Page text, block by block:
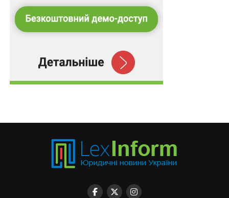
інтересами публічної посадової особи. Такий конфлікт
виникає тоді, коли приватні інтереси державного
службовця можуть неналежним чином впливати на
Уявний конфлікт інтересів виокремлено в Керівних
принципах ОЕСР щодо управління конфліктами
виконання нею службових повноважень, хоча
фактично такого впливу не відбувається. В інтересах
забезпечення довіри суспільства до публічних
встановлені ОЕСР, передбачають, що публічні